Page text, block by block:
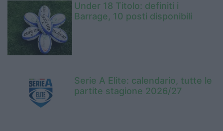
Under 18 Titolo: definiti i
Barrage, 10 posti disponibili
Serie A Elite: calendario, tutte le
partite stagione 2026/27